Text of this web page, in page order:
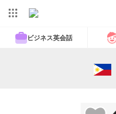
ビジネス英会話